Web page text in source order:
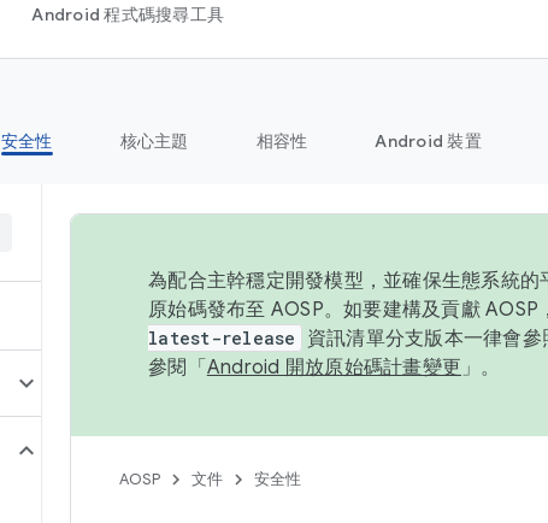
Android 程式碼搜尋工具
安全性 核心主題 相容性 Android 裝置
為配合主幹穩定開發模型，並確保生態系統
原始碼發布至 AOSP。如要建構及貢獻 AOSP
latest-release
資訊清單分支版本一律會
參閱「 Android 開放原始碼計畫變更 」。
AOSP 文件 安全性